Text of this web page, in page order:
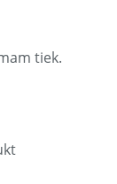
tiek.